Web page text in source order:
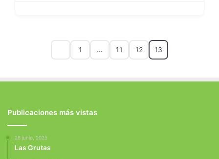
1 … 11 12 13
Publicaciones más vistas
28 junio, 2025
Las Grutas